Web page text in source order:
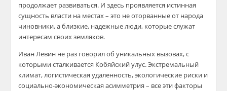
продолжает развиваться. И здесь проявляется истинная
сущность власти на местах – это не оторванные от народа
чиновники, а близкие, надежные люди, которые служат
интересам своих земляков.
Иван Левин не раз говорил об уникальных вызовах, с
которыми сталкивается Кобяйский улус. Экстремальный
климат, логистическая удаленность, экологические риски и
социально-экономическая асимметрия – все эти факторы